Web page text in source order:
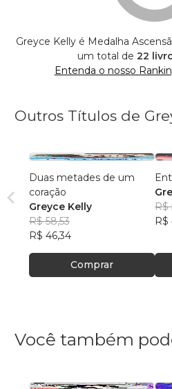
Greyce Kelly é Medalha
um total de 22
Entenda o nosso
Outros Títulos de
Duas metades de um
coração
Greyce Kelly
R$ 58,53
R$ 46,34
Comprar
R$
R$
Você também